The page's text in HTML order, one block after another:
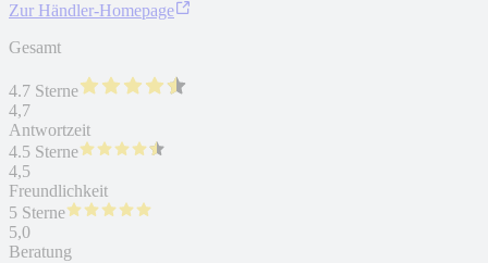
Zur Händler-Homepage
Gesamt
4.7 Sterne
4,7
Antwortzeit
4.5 Sterne
4,5
Freundlichkeit
5 Sterne
5,0
Beratung